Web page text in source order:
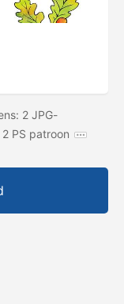
2 JPG-
PS patroon